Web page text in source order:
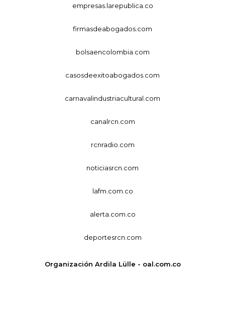
empresas.larepublica.co
firmasdeabogados.com
bolsaencolombia.com
casosdeexitoabogados.com
carnavalindustriacultural.com
canalrcn.com
rcnradio.com
noticiasrcn.com
lafm.com.co
alerta.com.co
deportesrcn.com
Organización Ardila Lülle - oal.com.co